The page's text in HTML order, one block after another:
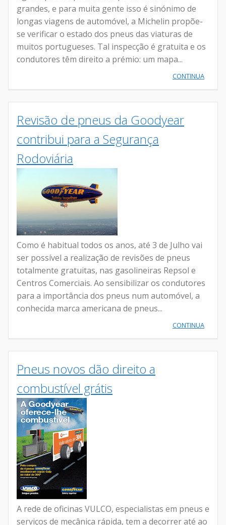
grandes, e para muita gente isso é sinónimo de
longas viagens de automóvel, a Michelin propõe-
se verificar o estado dos pneus das viaturas de
muitos portugueses. Tal inspecção é gratuita e os
condutores têm direito a prémio: um mapa...
CONTINUA
Revisão de pneus da Goodyear
contribui para a Segurança
Rodoviária
Como é habitual todos os anos, até 3 de Julho vai
ser possível a realização de revisões de pneus
totalmente gratuitas, nas gasolineiras Repsol e
Centros Comerciais. Ao sensibilizar os condutores
para a importância dos pneus num automóvel, a
conhecida marca americana de pneus...
CONTINUA
Pneus novos dão direito a
combustível grátis
A rede de oficinas VULCO, especialistas em pneus e
serviços de mecânica rápida, tem a decorrer até ao